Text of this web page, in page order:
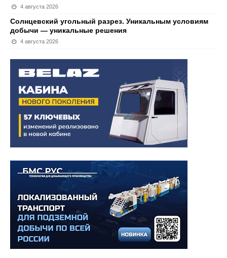
4 августа 2026
Солнцевский угольный разрез. Уникальным условиям
добычи — уникальные решения
4 августа 2026